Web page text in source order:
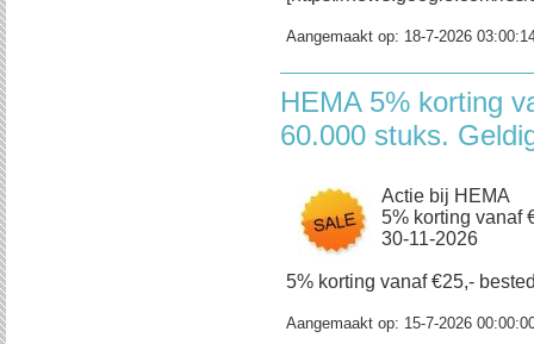
Aangemaakt op: 18-7-2026
HEMA 5% korting
60.000 stuks.
Actie bij HEMA
5% korting vanaf
30-11-2026
5% korting vanaf €25,-
Aangemaakt op: 15-7-2026